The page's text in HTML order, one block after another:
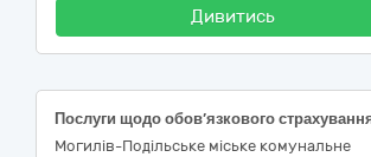
Дивитись
Могилів-Подільське міське комунальне